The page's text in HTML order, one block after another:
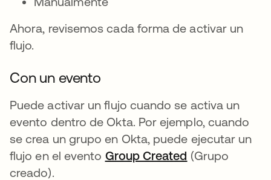
Ahora, revisemos cada forma de activar un
flujo.
Con un evento
Puede activar un flujo cuando se activa un
evento dentro de Okta. Por ejemplo, cuando
se crea un grupo en Okta, puede ejecutar un
flujo en el evento Group Created (Grupo
creado).